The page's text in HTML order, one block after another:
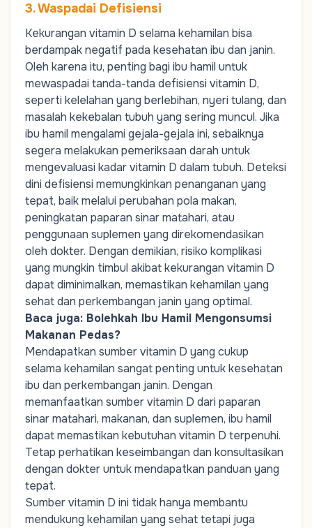
3. Waspadai Defisiensi
Kekurangan vitamin D selama kehamilan bisa
berdampak negatif pada kesehatan ibu dan janin.
Oleh karena itu, penting bagi ibu hamil untuk
mewaspadai tanda-tanda defisiensi vitamin D,
seperti kelelahan yang berlebihan, nyeri tulang, dan
masalah kekebalan tubuh yang sering muncul. Jika
ibu hamil mengalami gejala-gejala ini, sebaiknya
segera melakukan pemeriksaan darah untuk
mengevaluasi kadar vitamin D dalam tubuh. Deteksi
dini defisiensi memungkinkan penanganan yang
tepat, baik melalui perubahan pola makan,
peningkatan paparan sinar matahari, atau
penggunaan suplemen yang direkomendasikan
oleh dokter. Dengan demikian, risiko komplikasi
yang mungkin timbul akibat kekurangan vitamin D
dapat diminimalkan, memastikan kehamilan yang
sehat dan perkembangan janin yang optimal.
Baca juga: Bolehkah Ibu Hamil Mengonsumsi
Makanan Pedas?
Mendapatkan sumber vitamin D yang cukup
selama kehamilan sangat penting untuk kesehatan
ibu dan perkembangan janin. Dengan
memanfaatkan sumber vitamin D dari paparan
sinar matahari, makanan, dan suplemen, ibu hamil
dapat memastikan kebutuhan vitamin D terpenuhi.
Tetap perhatikan keseimbangan dan konsultasikan
dengan dokter untuk mendapatkan panduan yang
tepat.
Sumber vitamin D ini tidak hanya membantu
mendukung kehamilan yang sehat tetapi juga